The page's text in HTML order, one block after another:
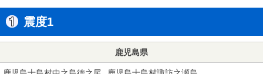
震度1
鹿児島県